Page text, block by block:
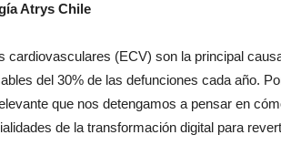
Atrys Chile
cardiovasculares (ECV) son la principal
del 30% de las defunciones cada año.
que nos detengamos a pensar en
de la transformación digital para